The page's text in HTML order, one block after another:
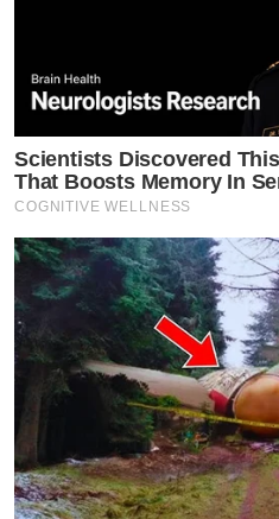
Scientists Discovered
That Boosts Memory In
COGNITIVE WELLNESS